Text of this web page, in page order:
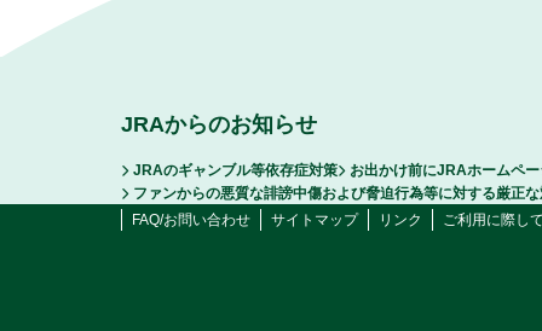
JRAからのお知らせ
JRAのギャンブル等依存症対策
お出かけ前にJRAホームペ
ファンからの悪質な誹謗中傷および脅迫行為等に対する厳正
FAQ/お問い合わせ
サイトマップ リンク ご利用に際し